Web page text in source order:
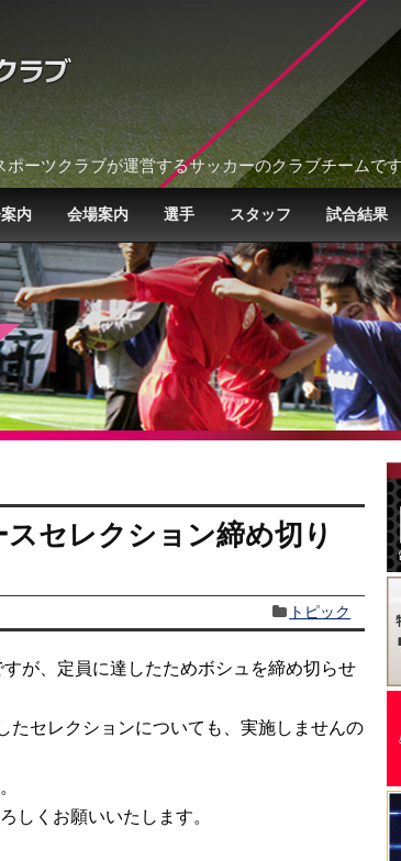
ーツクラブが運営するサッカーのクラブチームで
内 会場案内 選手 スタッフ 試合結果
セレクション締め切り
トピック
が、定員に達したためボシュを締め切らせ
たセレクションについても、実施しませんの
しくお願いいたします。